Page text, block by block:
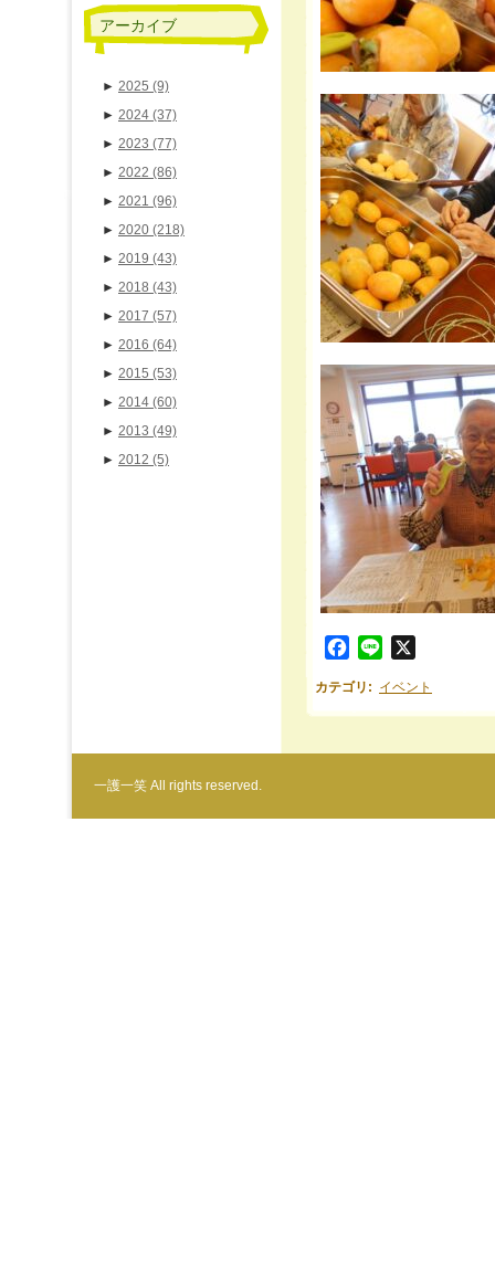
Facebook
Line
カテゴリ : イベント
アーカイブ
► 2025 (9)
► 2024 (37)
► 2023 (77)
► 2022 (86)
► 2021 (96)
► 2020 (218)
► 2019 (43)
► 2018 (43)
► 2017 (57)
► 2016 (64)
► 2015 (53)
► 2014 (60)
► 2013 (49)
► 2012 (5)
一護一笑 All rights reserved.